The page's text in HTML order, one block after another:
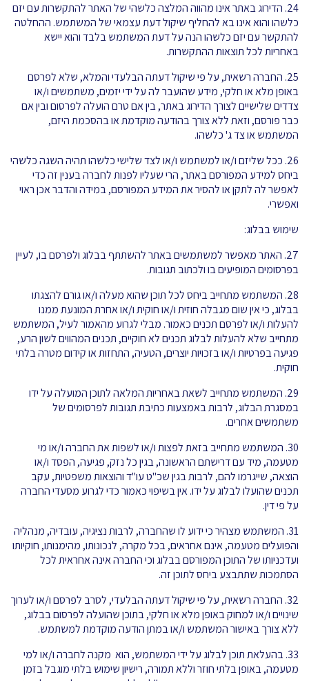
24. הדירוג באתר אינו מהווה המלצה כלשהי של האתר להתקשרות עם יזם
כלשהו והוא אינו בא להחליף שיקול דעת עצמאי של המשתמש. ההחלטה
להתקשר עם יזם כלשהו הנה על דעת המשתמש בלבד והוא יישא
באחריות לכל תוצאות ההתקשרות.
25. החברה רשאית, על פי שיקול דעתה הבלעדי והמלא, שלא לפרסם
באופן מלא או חלקי, מידע שהועבר לה על ידי יזמים, משתמשים ו/או
צדדים שלישיים לצורך הדירוג באתר, בין אם טרם הועלה לפרסום ובין אם
כבר פורסם, וזאת ללא צורך בהודעה מוקדמת או בהסכמת היזם,
המשתמש או צד ג' כלשהו.
26. ככל שליזם ו/או למשתמש ו/או לצד שלישי כלשהו תהיה השגה כלשהי
ביחס למידע המפורסם באתר, הרי שעליו לפנות לחברה בענין זה כדי
לאפשר לה לתקן או להסיר את המידע המפורסם, במידה והדבר אכן ראוי
ואפשרי.
שימוש בבלוג:
27. האתר מאפשר למשתמשים באתר להשתתף בבלוג ולפרסם בו, לעיין
בפרסומים המופיעים בו ולכתוב תגובות.
28. המשתמש מתחייב ביחס לכל תוכן שהוא מעלה ו/או גורם להצגתו
בבלוג, כי אין שום מגבלה חוזית ו/או חוקית ו/או אחרת המונעת ממנו
להעלות ו/או לפרסם תכנים כאמור. מבלי לגרוע מהאמור לעיל, המשתמש
מתחייב שלא להעלות לבלוג תכנים לא חוקיים, תכנים המהווים לשון הרע,
פגיעה בפרטיות ו/או בזכויות יוצרים, הטעיה, התחזות או קידום מטרה בלתי
חוקית.
29. המשתמש מתחייב לשאת באחריות המלאה לתוכן המועלה על ידו
במסגרת הבלוג, לרבות באמצעות כתיבת תגובות לפרסומים של
משתמשים אחרים.
30. המשתמש מתחייב בזאת לפצות ו/או לשפות את החברה ו/או מי
מטעמה, מיד עם דרישתם הראשונה, בגין כל נזק, פגיעה, הפסד ו/או
הוצאה, שייגרמו להם, לרבות בגין שכ"ט עו"ד והוצאות משפטיות, עקב
תכנים שהועלו לבלוג על ידו. אין בשיפוי כאמור כדי לגרוע מסעדי החברה
על פי דין.
31. המשתמש מצהיר כי ידוע לו שהחברה, לרבות נציגיה, עובדיה, מנהליה
והפועלים מטעמה, אינם אחראים, בכל מקרה, לנכונותו, מהימנותו, חוקיותו
ועדכניותו של התוכן המפורסם בבלוג וכי החברה אינה אחראית לכל
הסתמכות שתתבצע ביחס לתוכן זה.
32. החברה רשאית, על פי שיקול דעתה הבלעדי, לסרב לפרסם ו/או לערוך
שינויים ו/או למחוק באופן מלא או חלקי, בתוכן שהועלה לפרסום בבלוג,
ללא צורך באישור המשתמש ו/או במתן הודעה מוקדמת למשתמש.
33. בהעלאת תוכן לבלוג על ידי המשתמש, הוא מקנה לחברה ו/או למי
מטעמה, באופן בלתי חוזר וללא תמורה, רישיון שימוש בלתי מוגבל בזמן